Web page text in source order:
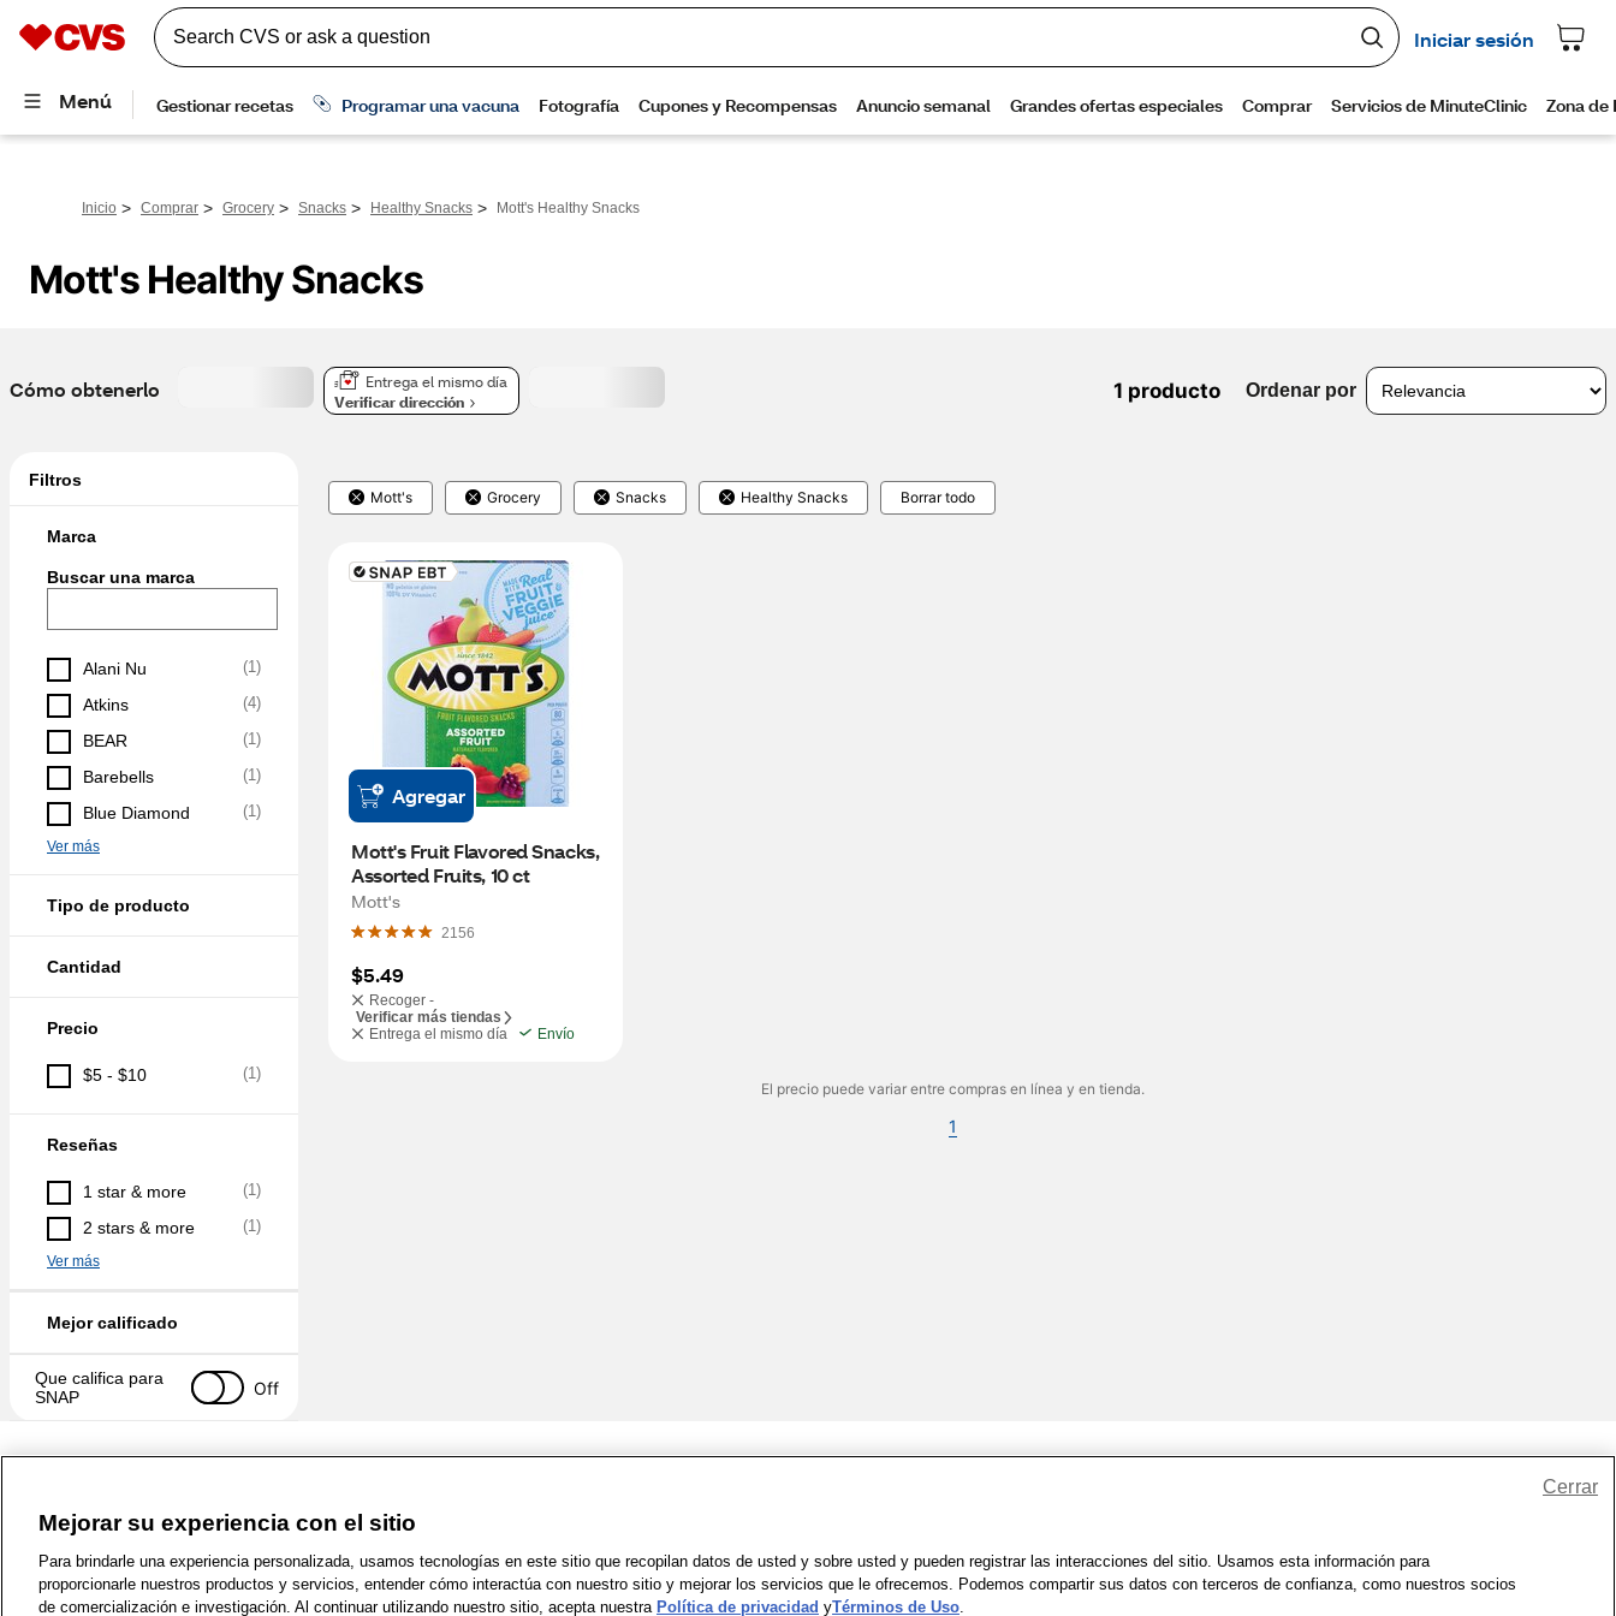
Inicio > Comprar > Grocery > Snacks > Healthy Snacks > Mott's Healthy Snacks
Mott's Healthy Snacks
Cómo obtenerlo
Entrega el mismo día
Verificar dirección
1 producto Ordenar por
Filtros
Marca
Buscar una marca
Alani Nu (1)
Atkins (4)
BEAR (1)
Barebells (1)
Blue Diamond (1)
Ver más
Tipo de producto
Cantidad
Precio
$5 - $10 (1)
Reseñas
1 star & more (1)
2 stars & more (1)
Ver más
Mejor calificado
Que califica para
SNAP
Off
Mott's Grocery Snacks Healthy Snacks Borrar todo
Agregar
Mott's Fruit Flavored Snacks,
Assorted Fruits, 10 ct
Mott's
2156
$5.49
Recoger -
Verificar más tiendas
Entrega el mismo día
Envío
El precio puede variar entre compras en línea y en tienda.
1
1-800-679-9691 | Contáctenos | Términos de Uso | Accesibilidad | Política de Privacidad | WA Privacy Policy | Mapa del sitio | Zona de Bienestar | © 1999 - 2026 CVS.com
Mejorar su experiencia con el sitio
Para brindarle una experiencia personalizada, usamos tecnologías en este sitio que recopilan datos de usted y sobre usted y pueden registrar las interacciones del sitio. Usamos esta información para
proporcionarle nuestros productos y servicios, entender cómo interactúa con nuestro sitio y mejorar los servicios que le ofrecemos. Podemos compartir sus datos con terceros de confianza, como nuestros socios
de comercialización e investigación. Al continuar utilizando nuestro sitio, acepta nuestra Política de privacidad yTérminos de Uso.
Cerrar